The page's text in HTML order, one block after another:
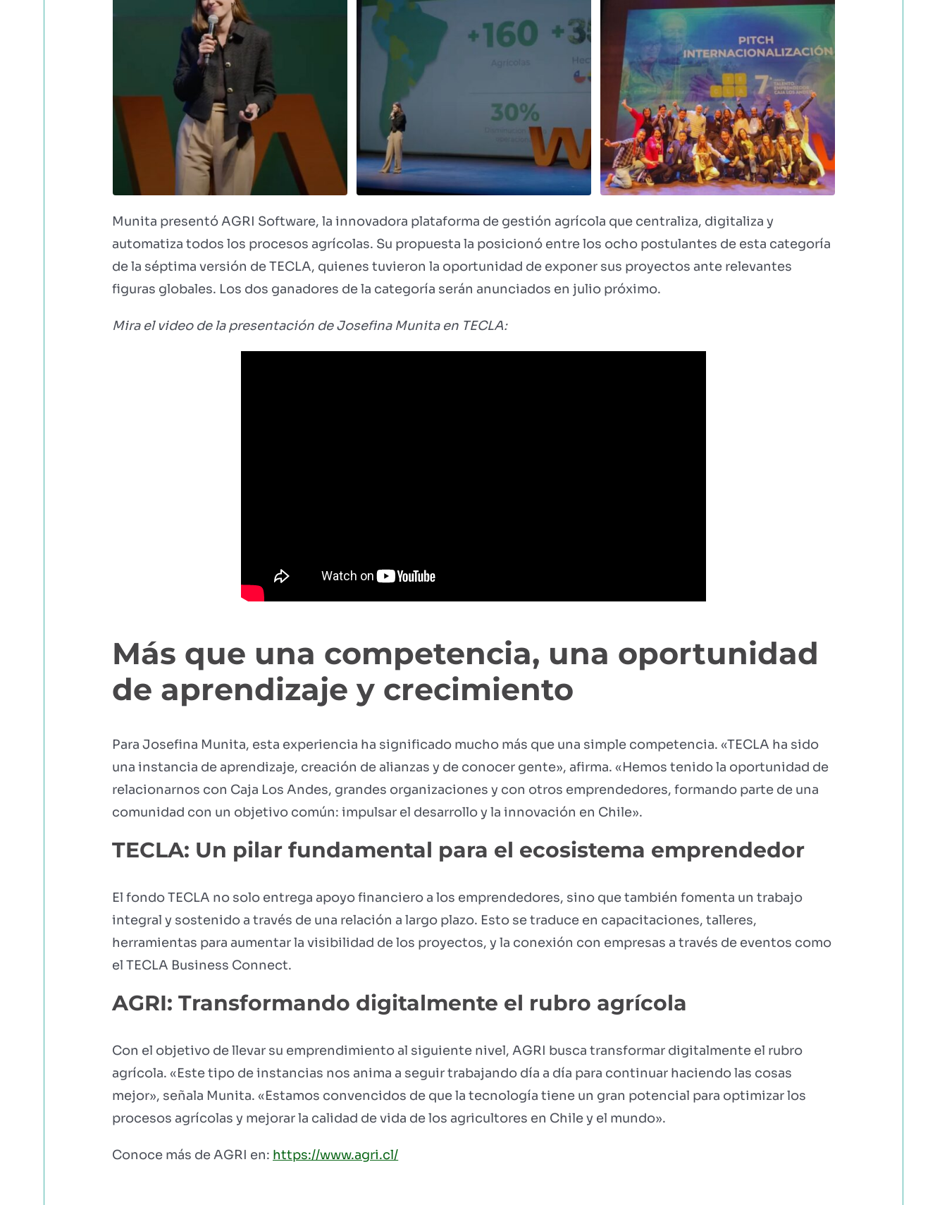
Munita presentó AGRI Software, la innovadora plataforma de gestión agrícola que centraliza, digitaliza y
automatiza todos los procesos agrícolas. Su propuesta la posicionó entre los ocho postulantes de esta categoría
de la séptima versión de TECLA, quienes tuvieron la oportunidad de exponer sus proyectos ante relevantes
figuras globales. Los dos ganadores de la categoría serán anunciados en julio próximo.
Mira el video de la presentación de Josefina Munita en TECLA:
Más que una competencia, una oportunidad
de aprendizaje y crecimiento
Para Josefina Munita, esta experiencia ha significado mucho más que una simple competencia. «TECLA ha sido
una instancia de aprendizaje, creación de alianzas y de conocer gente», afirma. «Hemos tenido la oportunidad de
relacionarnos con Caja Los Andes, grandes organizaciones y con otros emprendedores, formando parte de una
comunidad con un objetivo común: impulsar el desarrollo y la innovación en Chile».
TECLA: Un pilar fundamental para el ecosistema emprendedor
El fondo TECLA no solo entrega apoyo financiero a los emprendedores, sino que también fomenta un trabajo
integral y sostenido a través de una relación a largo plazo. Esto se traduce en capacitaciones, talleres,
herramientas para aumentar la visibilidad de los proyectos, y la conexión con empresas a través de eventos como
el TECLA Business Connect.
AGRI: Transformando digitalmente el rubro agrícola
Con el objetivo de llevar su emprendimiento al siguiente nivel, AGRI busca transformar digitalmente el rubro
agrícola. «Este tipo de instancias nos anima a seguir trabajando día a día para continuar haciendo las cosas
mejor», señala Munita. «Estamos convencidos de que la tecnología tiene un gran potencial para optimizar los
procesos agrícolas y mejorar la calidad de vida de los agricultores en Chile y el mundo».
Conoce más de AGRI en: https://www.agri.cl/